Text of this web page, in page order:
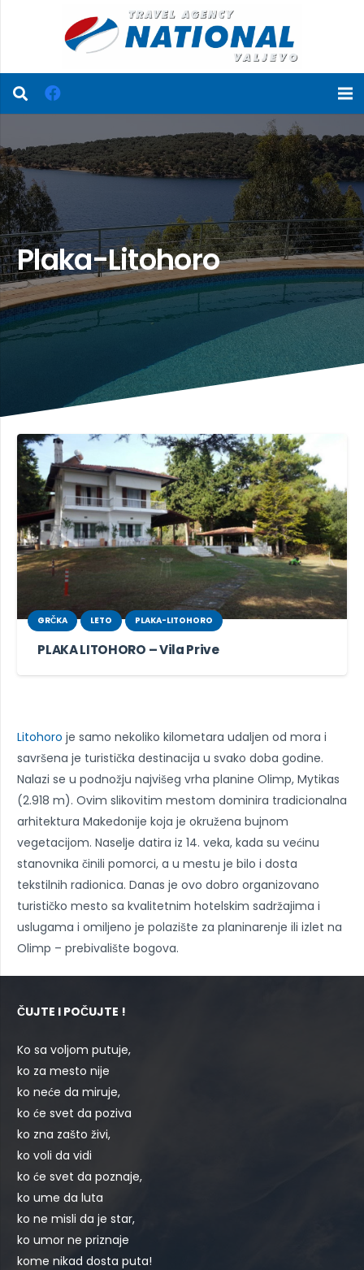
Plaka-Litohoro
GRČKA LETO PLAKA-LITOHORO
PLAKA LITOHORO – Vila Prive
Litohoro je samo nekoliko kilometara udaljen od mora i
savršena je turistička destinacija u svako doba godine.
Nalazi se u podnožju najvišeg vrha planine Olimp, Mytikas
(2.918 m). Ovim slikovitim mestom dominira tradicionalna
arhitektura Makedonije koja je okružena bujnom
vegetacijom. Naselje datira iz 14. veka, kada su većinu
stanovnika činili pomorci, a u mestu je bilo i dosta
tekstilnih radionica. Danas je ovo dobro organizovano
turističko mesto sa kvalitetnim hotelskim sadržajima i
uslugama i omiljeno je polazište za planinarenje ili izlet na
Olimp – prebivalište bogova.
ČUJTE I POČUJTE !
Ko sa voljom putuje,
ko za mesto nije
ko neće da miruje,
ko će svet da poziva
ko zna zašto živi,
ko voli da vidi
ko će svet da poznaje,
ko ume da luta
ko ne misli da je star,
ko umor ne priznaje
kome nikad dosta puta!